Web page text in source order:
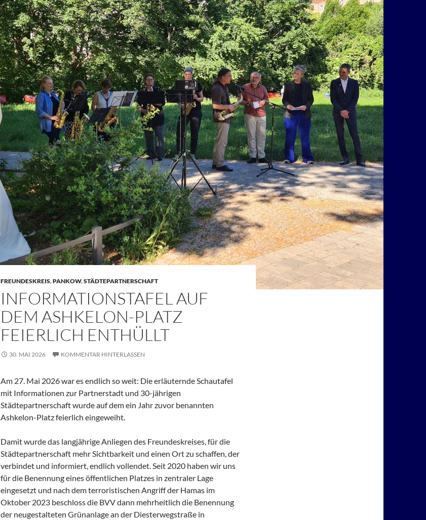
FREUNDESKREIS,PANKOW,STÄDTEPARTNERSCHAFT
INFORMATIONSTAFEL AUF
DEM ASHKELON-PLATZ
FEIERLICH ENTHÜLLT
30. MAI 2026 KOMMENTAR HINTERLASSEN
Am 27. Mai 2026 war es endlich so weit: Die erläuternde Schautafel
mit Informationen zur Partnerstadt und 30-jährigen
Städtepartnerschaft wurde auf dem ein Jahr zuvor benannten
Ashkelon-Platz feierlich eingeweiht.
Damit wurde das langjährige Anliegen des Freundeskreises, für die
Städtepartnerschaft mehr Sichtbarkeit und einen Ort zu schaffen, der
verbindet und informiert, endlich vollendet. Seit 2020 haben wir uns
für die Benennung eines öffentlichen Platzes in zentraler Lage
eingesetzt und nach dem terroristischen Angriff der Hamas im
Oktober 2023 beschloss die BVV dann mehrheitlich die Benennung
der neugestalteten Grünanlage an der Diesterwegstraße in